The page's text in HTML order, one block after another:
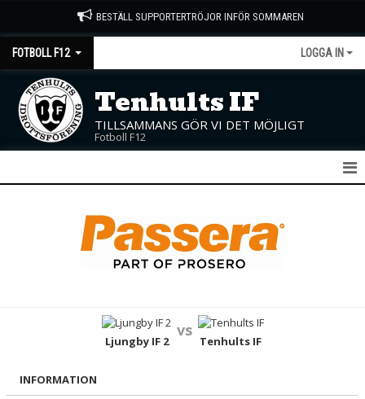
BESTÄLL SUPPORTERTRÖJOR INFÖR SOMMAREN
FOTBOLL F12 LOGGA IN
Tenhults IF
TILLSAMMANS GÖR VI DET MÖJLIGT
Fotboll F12
BILDGALLERI
Ljungby IF 2
vs
Tenhults IF
INFORMATION